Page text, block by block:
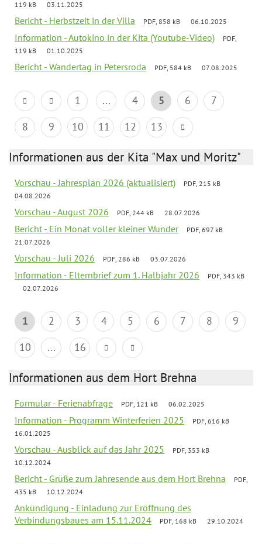
119 kB 03.11.2025
Bericht - Herbstzeit in der Villa PDF, 858 kB 06.10.2025
Information - Autokino in der Kita (Youtube-Video)
PDF,
119 kB
01.10.2025
Bericht - Wandertag in Petersroda PDF, 584 kB 07.08.2025
1 ... 4 5 6
7
8
9 10 11 12 13
Informationen aus der Kita "Max und Moritz"
Vorschau - Jahresplan 2026 (aktualisiert)
PDF, 215 kB
04.08.2026
Vorschau - August 2026 PDF, 244 kB 28.07.2026
Bericht - Ein Monat voller kleiner Wunder
PDF, 697 kB
21.07.2026
Vorschau - Juli 2026 PDF, 286 kB 03.07.2026
Information - Elternbrief zum 1. Halbjahr 2026
PDF, 343 kB
02.07.2026
1 2 3 4 5 6 7 8
9
10
... 16
Informationen aus dem Hort Brehna
Formular - Ferienabfrage PDF, 121 kB 06.02.2025
Information - Programm Winterferien 2025
PDF, 616 kB
16.01.2025
Vorschau - Ausblick auf das Jahr 2025
PDF, 353 kB
10.12.2024
Bericht - Grüße zum Jahresende aus dem Hort Brehna
PDF,
435 kB
10.12.2024
Ankündigung - Einladung zur Eröffnung des
Verbindungsbaues am 15.11.2024
PDF, 168 kB 29.10.2024